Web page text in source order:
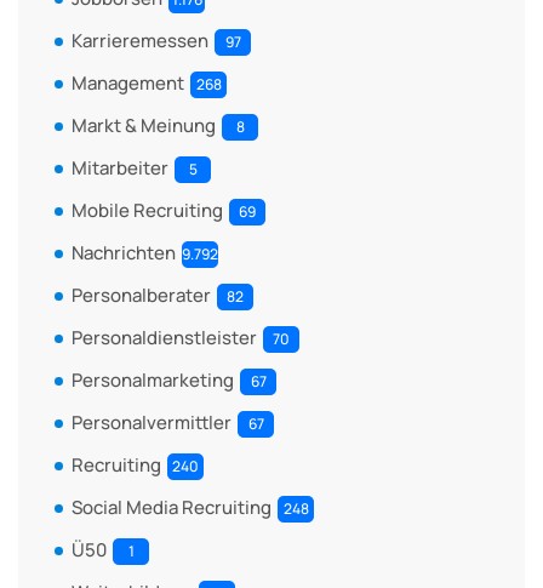
Karrieremessen 97
Management 268
Markt & Meinung 8
Mitarbeiter 5
Mobile Recruiting 69
Nachrichten 9.792
Personalberater 82
Personaldienstleister 70
Personalmarketing 67
Personalvermittler 67
Recruiting 240
Social Media Recruiting 248
Ü50 1